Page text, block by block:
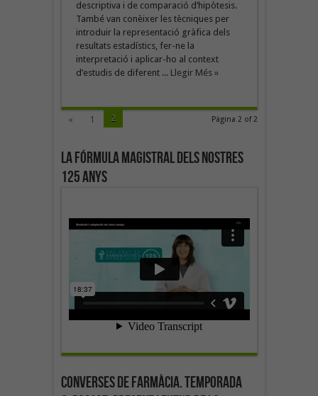
descriptiva i de comparació d’hipòtesis.
També van conèixer les tècniques per
introduir la representació gràfica dels
resultats estadístics, fer-ne la
interpretació i aplicar-ho al context
d’estudis de diferent ... Llegir Més »
Pàgina 2 of 2
« 1 2
La fórmula magistral dels nostres
125 anys
Converses de farmàcia. Temporada